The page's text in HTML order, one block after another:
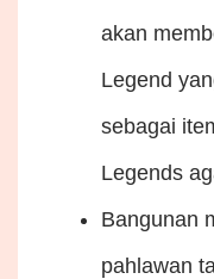
akan
Legend
sebagai
Legends
Bangunan
pahlawan